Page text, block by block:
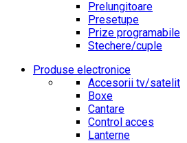
Prelungitoare
Presetupe
Prize programabile
Stechere/cuple
Produse electronice
Accesorii tv/satelit
Boxe
Cantare
Control acces
Lanterne